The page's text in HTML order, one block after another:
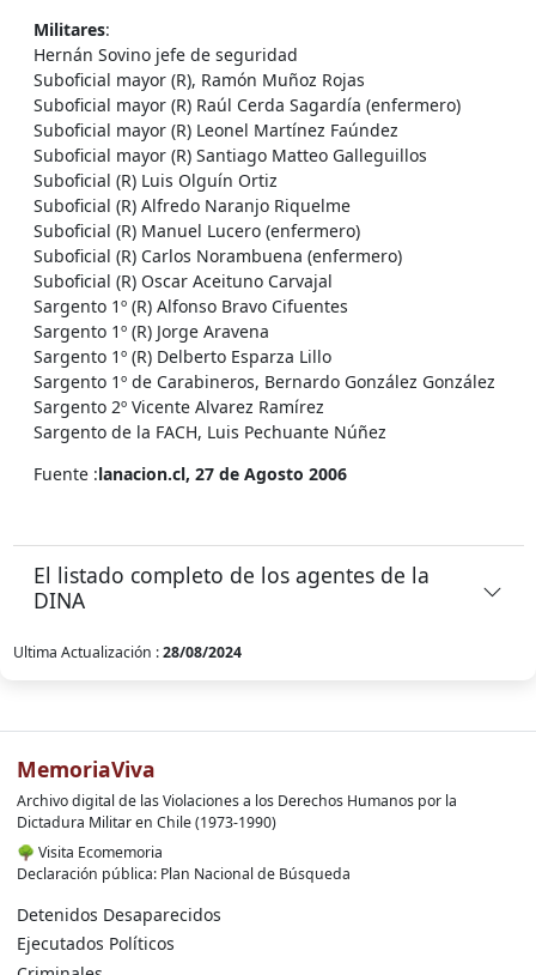
Militares:
Hernán Sovino jefe de seguridad
Suboficial mayor (R), Ramón Muñoz Rojas
Suboficial mayor (R) Raúl Cerda Sagardía (enfermero)
Suboficial mayor (R) Leonel Martínez Faúndez
Suboficial mayor (R) Santiago Matteo Galleguillos
Suboficial (R) Luis Olguín Ortiz
Suboficial (R) Alfredo Naranjo Riquelme
Suboficial (R) Manuel Lucero (enfermero)
Suboficial (R) Carlos Norambuena (enfermero)
Suboficial (R) Oscar Aceituno Carvajal
Sargento 1º (R) Alfonso Bravo Cifuentes
Sargento 1º (R) Jorge Aravena
Sargento 1º (R) Delberto Esparza Lillo
Sargento 1º de Carabineros, Bernardo González González
Sargento 2º Vicente Alvarez Ramírez
Sargento de la FACH, Luis Pechuante Núñez
Fuente :lanacion.cl, 27 de Agosto 2006
El listado completo de los agentes de la
DINA
Ultima Actualización :28/08/2024
MemoriaViva
Archivo digital de las Violaciones a los Derechos Humanos por la
Dictadura Militar en Chile (1973-1990)
🌳 Visita Ecomemoria
Declaración pública: Plan Nacional de Búsqueda
Detenidos Desaparecidos
Ejecutados Políticos